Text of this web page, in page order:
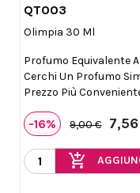
QT003
Olimpia 30 Ml
Profumo Equivalente
Cerchi Un Profumo
Prezzo Più
-16% 9,00 €
add_shopping_cart